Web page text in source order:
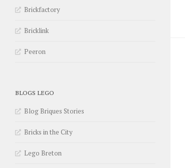
Brickfactory
Bricklink
Peeron
BLOGS LEGO
Blog Briques Stories
Bricks in the City
Lego Breton